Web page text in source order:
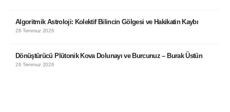
Algoritmik Astroloji: Kolektif Bilincin Gölgesi ve Hakikatin Kaybı
28 Temmuz 2026
Dönüştürücü Plütonik Kova Dolunayı ve Burcunuz – Burak Üstün
26 Temmuz 2026